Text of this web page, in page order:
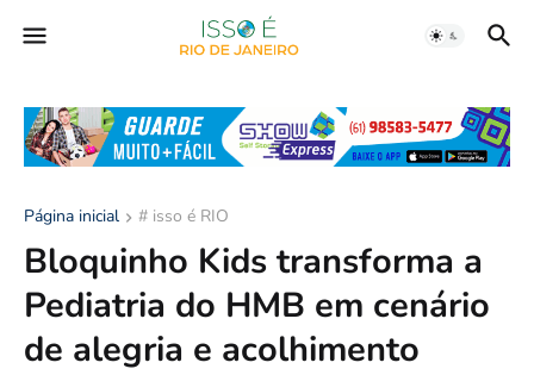
Página inicial # isso é RIO
Bloquinho Kids transforma a
Pediatria do HMB em cenário
de alegria e acolhimento